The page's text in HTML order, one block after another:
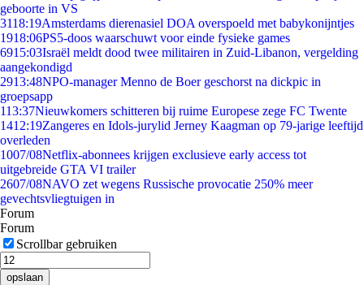
geboorte in VS
3118:19Amsterdams dierenasiel DOA overspoeld met babykonijntjes
1918:06PS5-doos waarschuwt voor einde fysieke games
6915:03Israël meldt dood twee militairen in Zuid-Libanon, vergelding
aangekondigd
2913:48NPO-manager Menno de Boer geschorst na dickpic in
groepsapp
113:37Nieuwkomers schitteren bij ruime Europese zege FC Twente
1412:19Zangeres en Idols-jurylid Jerney Kaagman op 79-jarige leeftijd
overleden
1007/08Netflix-abonnees krijgen exclusieve early access tot
uitgebreide GTA VI trailer
2607/08NAVO zet wegens Russische provocatie 250% meer
gevechtsvliegtuigen in
Forum
Forum
Scrollbar gebruiken
opslaan